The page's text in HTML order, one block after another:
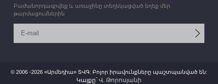
Բաժանորդագրվեք և առաջինը տեղեկացված եղեք մեր
թարմացումներին
© 2006 -2026 «Արմեդիա» ՏՎԳ: Բոլոր իրավունքները պաշտպանված են:
Կայքը՝ Վ. Թորոսյանի